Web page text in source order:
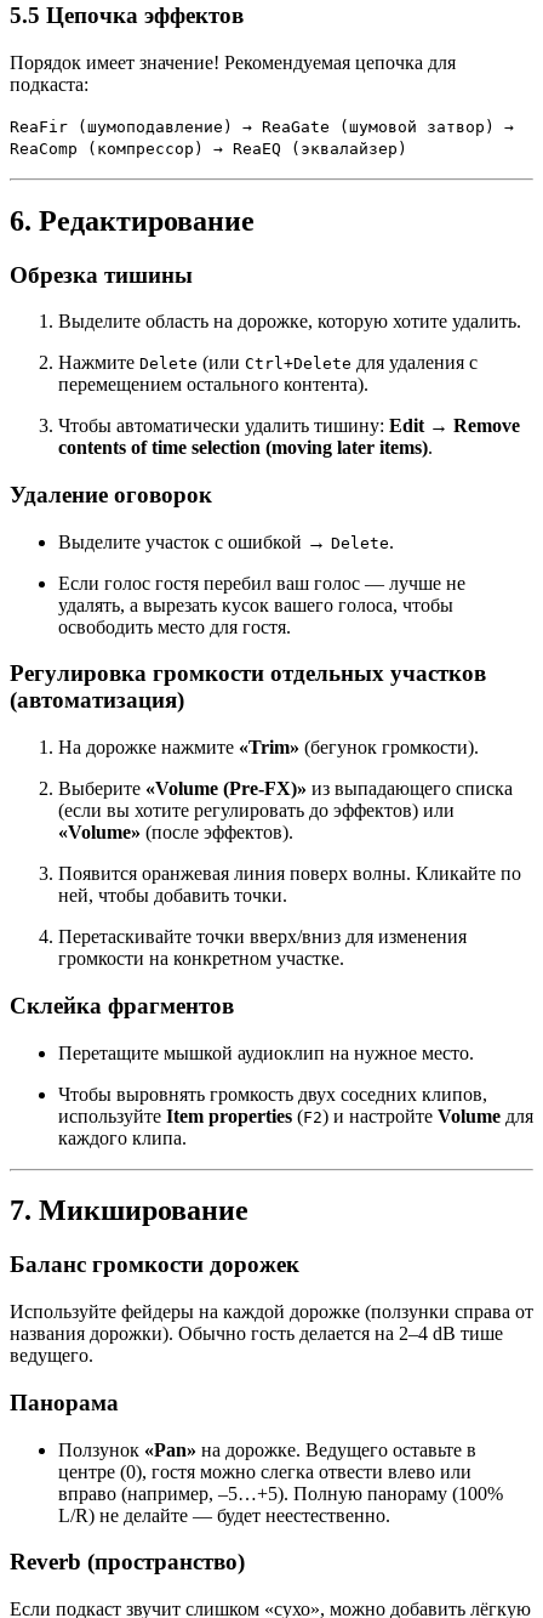
5.5 Цепочка эффектов
Порядок имеет значение! Рекомендуемая цепочка для
подкаста:
ReaFir (шумоподавление) → ReaGate (шумовой затвор) →
ReaComp (компрессор) → ReaEQ (эквалайзер)
6. Редактирование
Обрезка тишины
Выделите область на дорожке, которую хотите удалить.
Нажмите Delete (или Ctrl+Delete для удаления с
перемещением остального контента).
Чтобы автоматически удалить тишину: Edit → Remove
contents of time selection (moving later items).
Удаление оговорок
Выделите участок с ошибкой → Delete.
Если голос гостя перебил ваш голос — лучше не
удалять, а вырезать кусок вашего голоса, чтобы
освободить место для гостя.
Регулировка громкости отдельных участков
(автоматизация)
На дорожке нажмите «Trim» (бегунок громкости).
Выберите «Volume (Pre-FX)» из выпадающего списка
(если вы хотите регулировать до эффектов) или
«Volume» (после эффектов).
Появится оранжевая линия поверх волны. Кликайте по
ней, чтобы добавить точки.
Перетаскивайте точки вверх/вниз для изменения
громкости на конкретном участке.
Склейка фрагментов
Перетащите мышкой аудиоклип на нужное место.
Чтобы выровнять громкость двух соседних клипов,
используйте Item properties (F2) и настройте Volume для
каждого клипа.
7. Микширование
Баланс громкости дорожек
Используйте фейдеры на каждой дорожке (ползунки справа от
названия дорожки). Обычно гость делается на 2–4 dB тише
ведущего.
Панорама
Ползунок «Pan» на дорожке. Ведущего оставьте в
центре (0), гостя можно слегка отвести влево или
вправо (например, –5…+5). Полную панораму (100%
L/R) не делайте — будет неестественно.
Reverb (пространство)
Если подкаст звучит слишком «сухо», можно добавить лёгкую